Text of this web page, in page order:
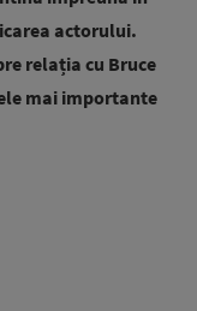
actorului.
relația cu Bruce
mai importante